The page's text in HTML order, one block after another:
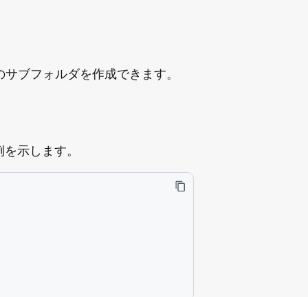
ブフォルダを作成できます。
示します。